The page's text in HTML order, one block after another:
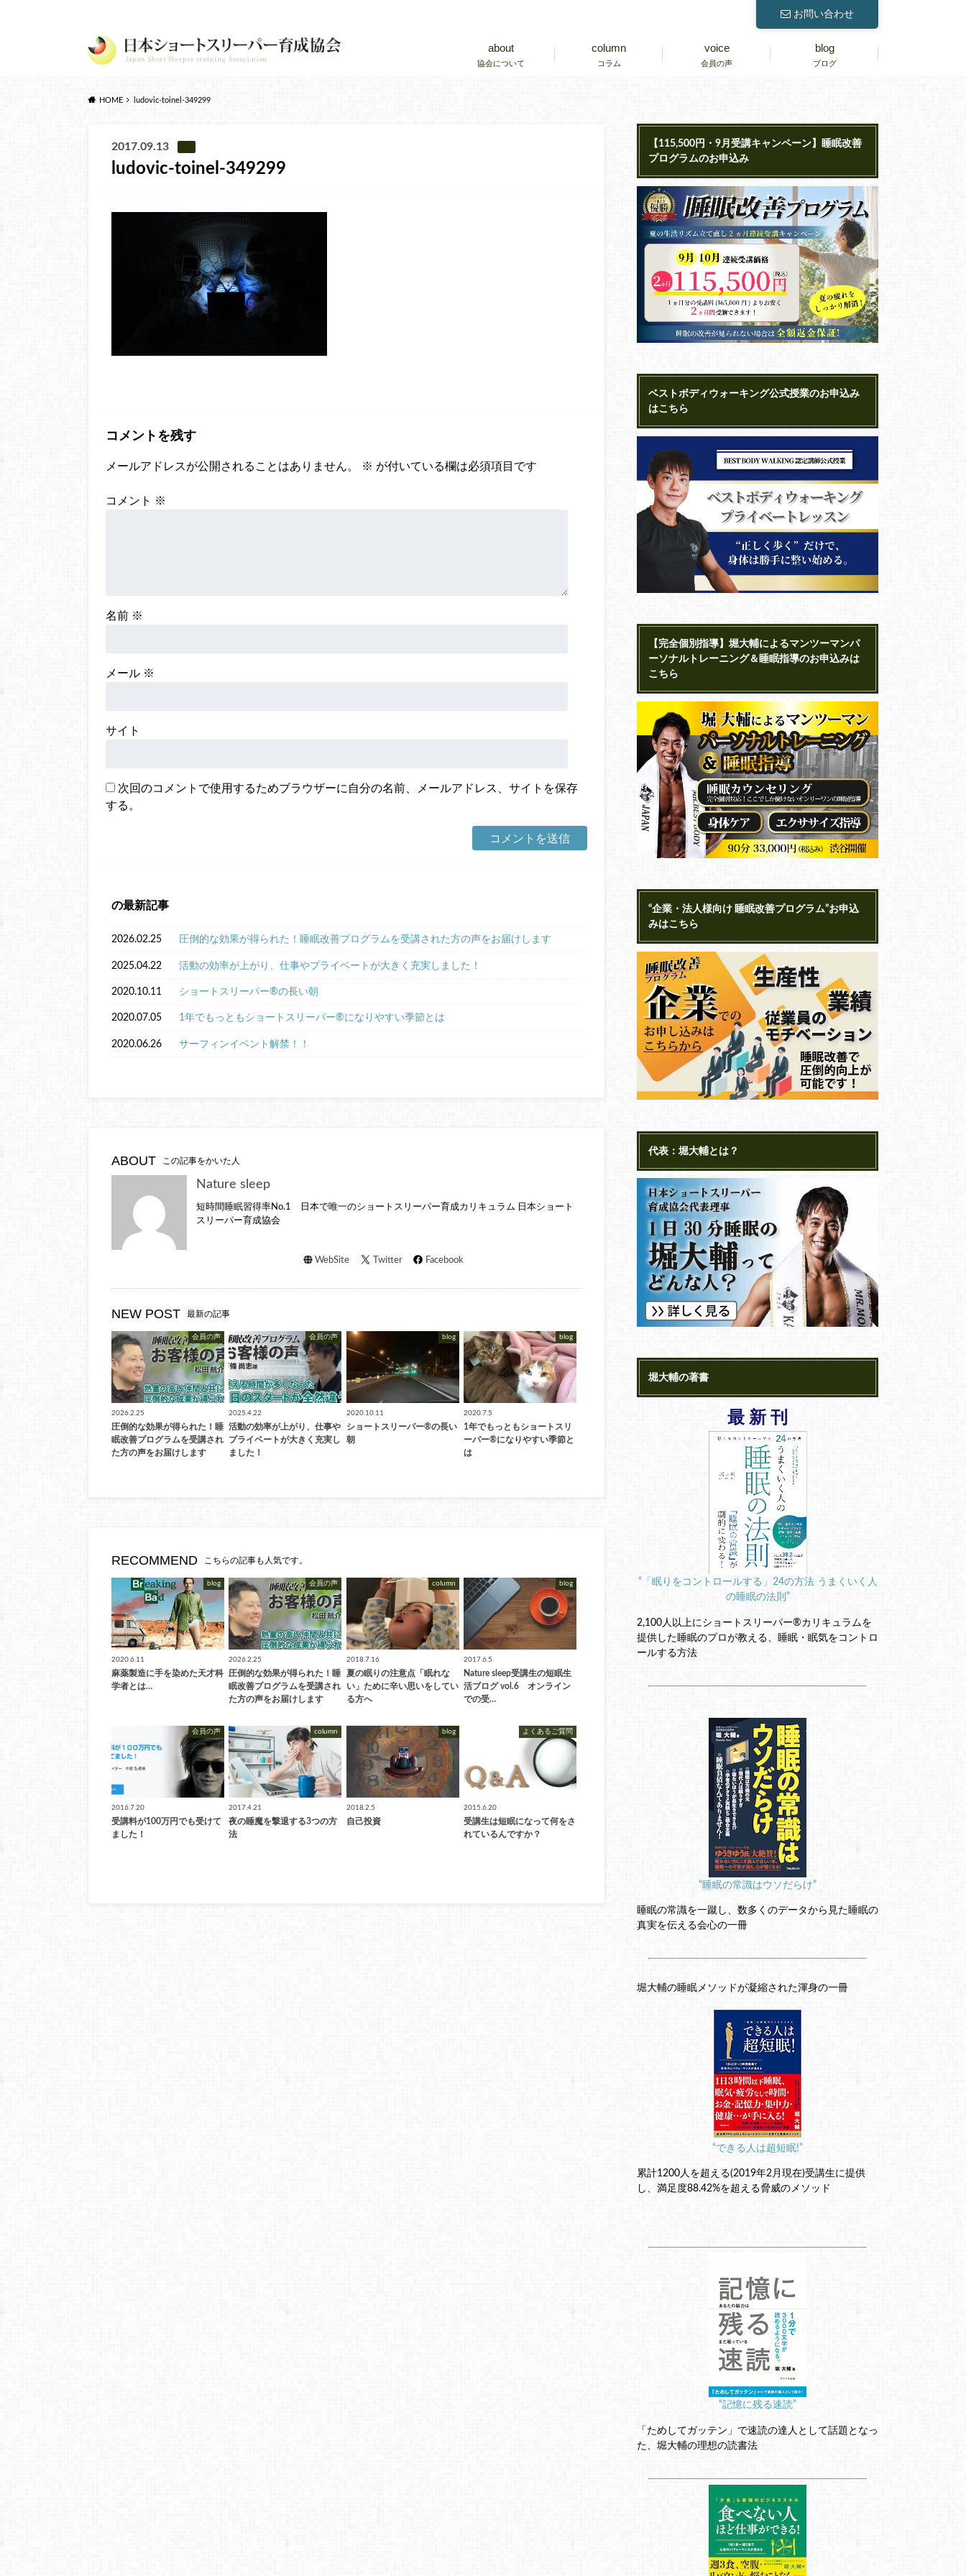
お問い合わせ
協会について
about
コラム
column
会員の声
voice
ブログ
blog
HOME ludovic-toinel-349299
2017.09.13
ludovic-toinel-349299
コメントを残す
メールアドレスが公開されることはありません。 ※ が付いている欄は必須項目です
コメント ※
名前 ※
メール ※
サイト
次回のコメントで使用するためブラウザーに自分の名前、メールアドレス、サイトを保存
する。
の最新記事
2026.02.25 圧倒的な効果が得られた！睡眠改善プログラムを受講された方の声をお届けします
2025.04.22 活動の効率が上がり、仕事やプライベートが大きく充実しました！
2020.10.11 ショートスリーパー®︎の長い朝
2020.07.05 1年でもっともショートスリーパー®︎になりやすい季節とは
2020.06.26 サーフィンイベント解禁！！
ABOUT この記事をかいた人
Nature sleep
短時間睡眠習得率No.1 日本で唯一のショートスリーパー育成カリキュラム 日本ショート
スリーパー育成協会
WebSite Twitter Facebook
NEW POST 最新の記事
会員の声
2026.2.25
圧倒的な効果が得られた！睡
眠改善プログラムを受講され
た方の声をお届けします
会員の声
2025.4.22
活動の効率が上がり、仕事や
プライベートが大きく充実し
ました！
blog
2020.10.11
ショートスリーパー®︎の長い
朝
blog
2020.7.5
1年でもっともショートスリ
ーパー®︎になりやすい季節と
は
RECOMMEND こちらの記事も人気です。
blog
2020.6.11
麻薬製造に手を染めた天才科
学者とは…
会員の声
2026.2.25
圧倒的な効果が得られた！睡
眠改善プログラムを受講され
た方の声をお届けします
column
2018.7.16
夏の眠りの注意点「眠れな
い」ために辛い思いをしてい
る方へ
blog
2017.6.5
Nature sleep受講生の短眠生
活ブログ vol.6 オンライン
での受…
会員の声
2016.7.20
受講料が100万円でも受けて
ました！
column
2017.4.21
夜の睡魔を撃退する3つの方
法
blog
2018.2.5
自己投資
よくあるご質問
2015.6.20
受講生は短眠になって何をさ
れているんですか？
【115,500円・9月受講キャンペーン】睡眠改善
プログラムのお申込み
ベストボディウォーキング公式授業のお申込み
はこちら
【完全個別指導】堀大輔によるマンツーマンパ
ーソナルトレーニング＆睡眠指導のお申込みは
こちら
“企業・法人様向け 睡眠改善プログラム”お申込
みはこちら
代表：堀大輔とは？
堀大輔の著書
最 新 刊
“「眠りをコントロールする」24の方法 うまくいく人
の睡眠の法則”
2,100人以上にショートスリーパー®カリキュラムを
提供した睡眠のプロが教える、睡眠・眠気をコントロ
ールする方法
“睡眠の常識はウソだらけ”
睡眠の常識を一蹴し、数多くのデータから見た睡眠の
真実を伝える会心の一冊
堀大輔の睡眠メソッドが凝縮された渾身の一冊
“できる人は超短眠!”
累計1200人を超える(2019年2月現在)受講生に提供
し、満足度88.42%を超える脅威のメソッド
“記憶に残る速読”
「ためしてガッテン」で速読の達人として話題となっ
た、堀大輔の理想の読書法